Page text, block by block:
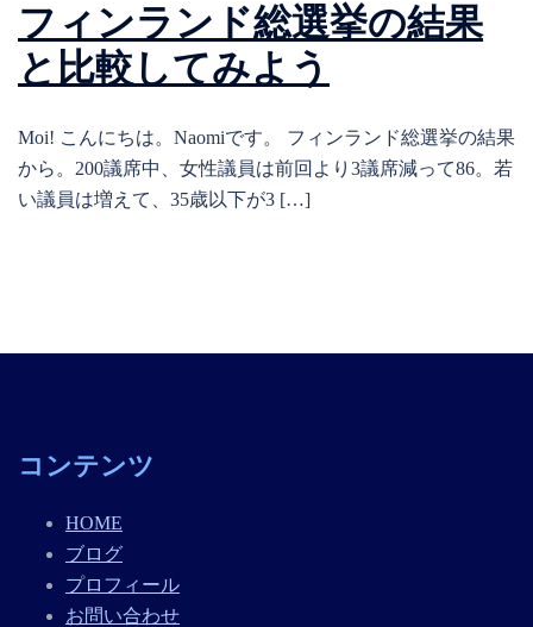
フィンランド総選挙の結果
と比較してみよう
Moi! こんにちは。Naomiです。 フィンランド総選挙の結果
から。200議席中、女性議員は前回より3議席減って86。若
い議員は増えて、35歳以下が3 […]
コンテンツ
HOME
ブログ
プロフィール
お問い合わせ